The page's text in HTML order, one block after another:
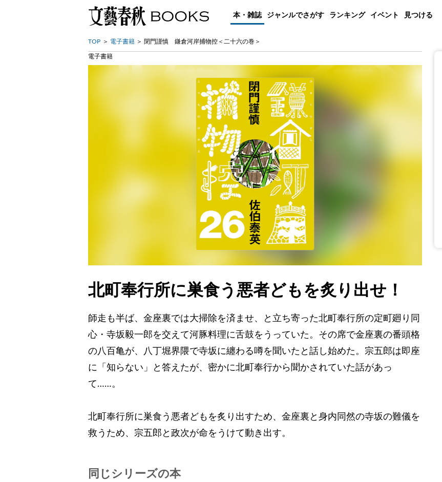
本・雑誌 ジャンルでさがす ランキング イベント 見つける
TOP 電子書籍 閉門謹慎 鎌倉河岸捕物控＜二十六の巻＞
電子書籍
北町奉行所に巣食う悪者どもを炙り出せ！
師走も半ば、金座裏では大掃除を済ませ、と立ち寄った北町奉行所の定町廻り同
心・寺坂毅一郎を交えて河豚料理に舌鼓をうっていた。その席で金座裏の番頭格
の八百亀が、八丁堀界隈で寺坂に纏わる噂を聞いたと話し始めた。宗五郎は即座
に「知らない」と答えたが、密かに北町奉行から聞かされていた話があっ
て……。
北町奉行所に巣食う悪者どもを炙り出すため、金座裏と身内同然の寺坂の難儀を
救うため、宗五郎と政次が命をうけて動き出す。
同じシリーズの本